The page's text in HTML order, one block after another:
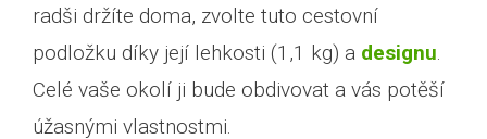
radši držíte doma, zvolte tuto cestovní
podložku díky její lehkosti (1,1 kg) a designu.
Celé vaše okolí ji bude obdivovat a vás potěší
úžasnými vlastnostmi.